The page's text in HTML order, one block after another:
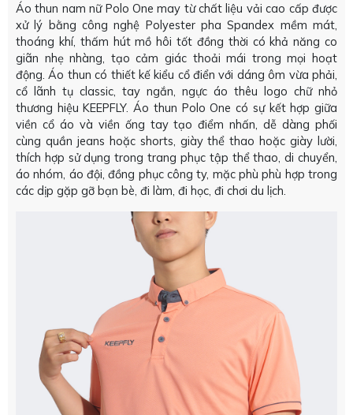
Áo thun nam nữ Polo One may từ chất liệu vải cao cấp được
xử lý bằng công nghệ Polyester pha Spandex mềm mát,
thoáng khí, thấm hút mồ hôi tốt đồng thời có khả năng co
giãn nhẹ nhàng, tạo cảm giác thoải mái trong mọi hoạt
động. Áo thun có thiết kế kiểu cổ điển với dáng ôm vừa phải,
cổ lãnh tụ classic, tay ngắn, ngực áo thêu logo chữ nhỏ
thương hiệu KEEPFLY. Áo thun Polo One có sự kết hợp giữa
viền cổ áo và viền ống tay tạo điểm nhấn, dễ dàng phối
cùng quần jeans hoặc shorts, giày thể thao hoặc giày lười,
thích hợp sử dụng trong trang phục tập thể thao, di chuyển,
áo nhóm, áo đội, đồng phục công ty, mặc phù phù hợp trong
các dịp gặp gỡ bạn bè, đi làm, đi học, đi chơi du lịch.